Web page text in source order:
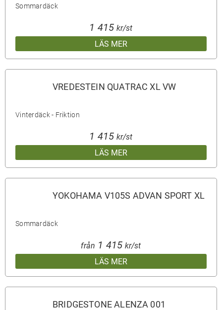
Sommardäck
LÄS MER
1 415 kr/st
VREDESTEIN QUATRAC XL VW
Vinterdäck - Friktion
LÄS MER
1 415 kr/st
YOKOHAMA V105S ADVAN SPORT XL
Sommardäck
LÄS MER
från 1 415 kr/st
BRIDGESTONE ALENZA 001